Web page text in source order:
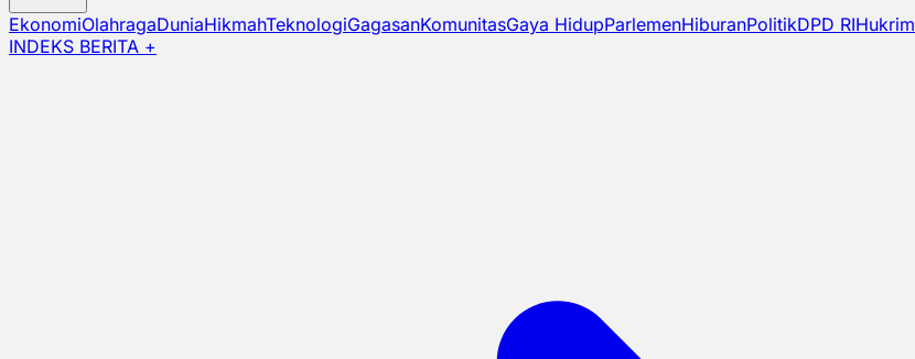
EkonomiOlahragaDuniaHikmahTeknologiGagasanKomunitasGaya HidupParlemenHiburanPolitikDPD RIHukrim
INDEKS BERITA +